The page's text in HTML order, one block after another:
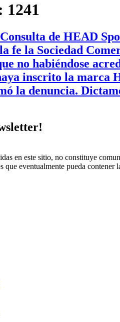
1241
de HEAD
fe la Sociedad
no habiéndose
inscrito la marca
la denuncia.
en este sitio, no constituye
que eventualmente pueda contener